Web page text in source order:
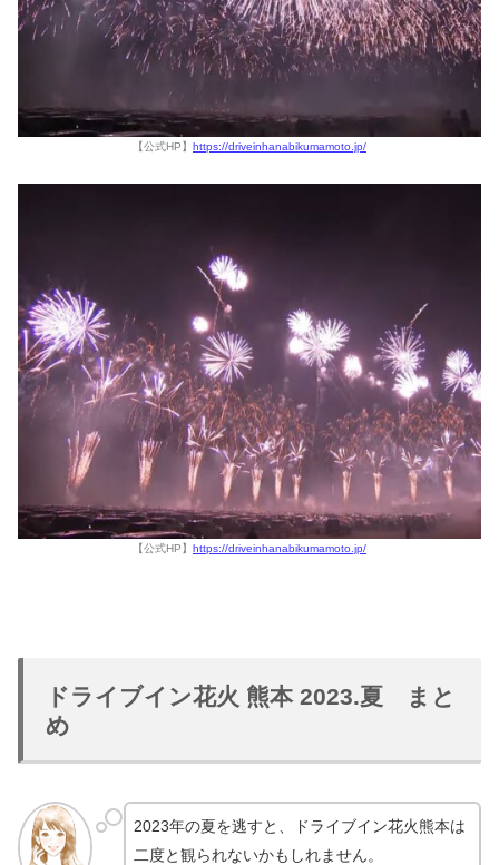
【公式HP】 https://driveinhanabikumamoto.jp/
【公式HP】 https://driveinhanabikumamoto.jp/
ドライブイン花火 熊本 2023.夏 まと
め
2023年の夏を逃すと、ドライブイン花火熊本は
二度と観られないかもしれません。